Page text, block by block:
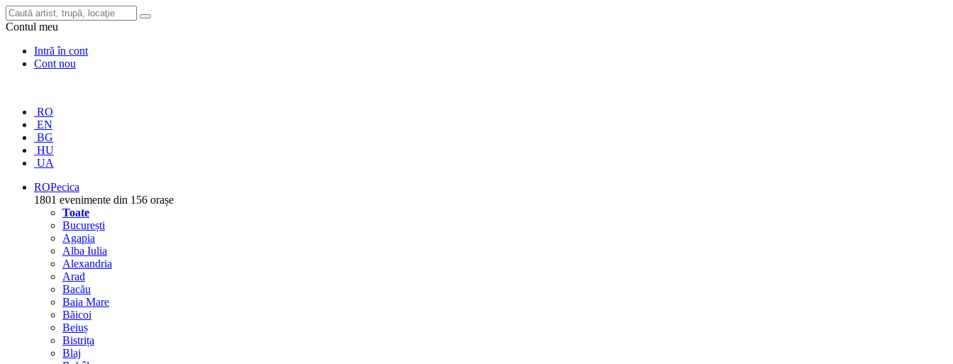
Contul meu
Intră în cont
Cont nou
RO
EN
BG
HU
UA
ROPecica
1801 evenimente din 156 orașe
Toate
București
Agapia
Alba Iulia
Alexandria
Arad
Bacău
Baia Mare
Băicoi
Beiuș
Bistrița
Blaj